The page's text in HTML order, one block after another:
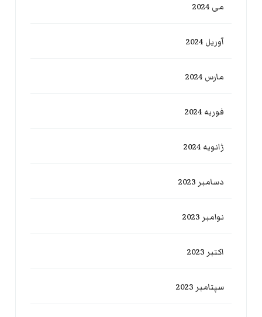
می 2024
آوریل 2024
مارس 2024
فوریه 2024
ژانویه 2024
دسامبر 2023
نوامبر 2023
اکتبر 2023
سپتامبر 2023